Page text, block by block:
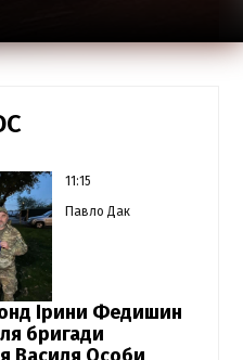
11:15
Павло Дак
Ірини Федишин
бригади